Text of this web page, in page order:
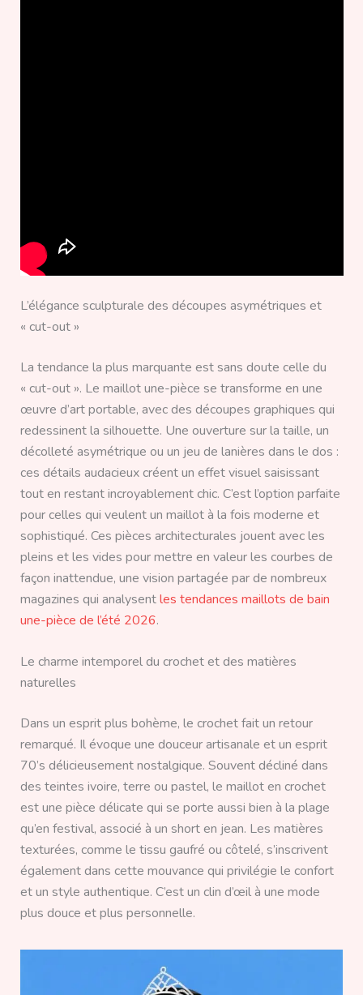
L’élégance sculpturale des découpes asymétriques et
« cut-out »
La tendance la plus marquante est sans doute celle du
« cut-out ». Le maillot une-pièce se transforme en une
œuvre d’art portable, avec des découpes graphiques qui
redessinent la silhouette. Une ouverture sur la taille, un
décolleté asymétrique ou un jeu de lanières dans le dos :
ces détails audacieux créent un effet visuel saisissant
tout en restant incroyablement chic. C’est l’option parfaite
pour celles qui veulent un maillot à la fois moderne et
sophistiqué. Ces pièces architecturales jouent avec les
pleins et les vides pour mettre en valeur les courbes de
façon inattendue, une vision partagée par de nombreux
magazines qui analysentles tendances maillots de bain
une-pièce de l’été 2026.
Le charme intemporel du crochet et des matières
naturelles
Dans un esprit plus bohème, le crochet fait un retour
remarqué. Il évoque une douceur artisanale et un esprit
70’s délicieusement nostalgique. Souvent décliné dans
des teintes ivoire, terre ou pastel, le maillot en crochet
est une pièce délicate qui se porte aussi bien à la plage
qu’en festival, associé à un short en jean. Les matières
texturées, comme le tissu gaufré ou côtelé, s’inscrivent
également dans cette mouvance qui privilégie le confort
et un style authentique. C’est un clin d’œil à une mode
plus douce et plus personnelle.